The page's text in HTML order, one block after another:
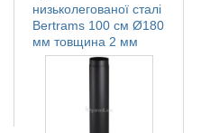
низьколегованої сталі
Bertrams 100 см Ø180
мм товщина 2 мм